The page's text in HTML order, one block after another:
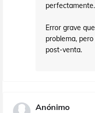
perfectamente.
Error grave
problema,
post-venta.
Anónimo